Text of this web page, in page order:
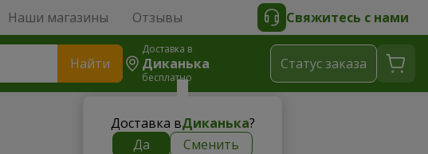
Наши магазины Отзывы Свяжитесь с нами
Найти
Доставка в
Диканька
бесплатно
Доставка вДиканька?
Да
Сменить
Cтатус заказа